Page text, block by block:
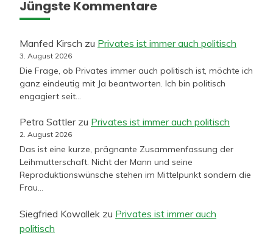
Jüngste Kommentare
Manfed Kirsch zu Privates ist immer auch politisch
3. August 2026
Die Frage, ob Privates immer auch politisch ist, möchte ich
ganz eindeutig mit Ja beantworten. Ich bin politisch
engagiert seit…
Petra Sattlerzu Privates ist immer auch politisch
2. August 2026
Das ist eine kurze, prägnante Zusammenfassung der
Leihmutterschaft. Nicht der Mann und seine
Reproduktionswünsche stehen im Mittelpunkt sondern die
Frau…
Siegfried Kowallek zu Privates ist immer auch
politisch